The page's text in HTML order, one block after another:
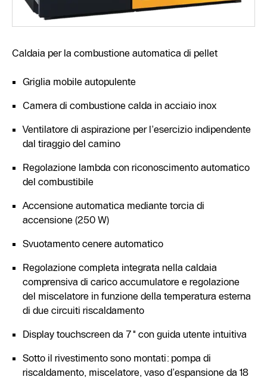
Caldaia per la combustione automatica di pellet
Griglia mobile autopulente
Camera di combustione calda in acciaio inox
Ventilatore di aspirazione per l’esercizio indipendente
dal tiraggio del camino
Regolazione lambda con riconoscimento automatico
del combustibile
Accensione automatica mediante torcia di
accensione (250 W)
Svuotamento cenere automatico
Regolazione completa integrata nella caldaia
comprensiva di carico accumulatore e regolazione
del miscelatore in funzione della temperatura esterna
di due circuiti riscaldamento
Display touchscreen da 7" con guida utente intuitiva
Sotto il rivestimento sono montati: pompa di
riscaldamento, miscelatore, vaso d’espansione da 18